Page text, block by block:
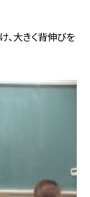
、大きく背伸びを